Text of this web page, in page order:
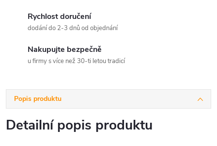
Rychlost doručení
dodání do 2-3 dnů od objednání
Nakupujte bezpečně
u firmy s více než 30-ti letou tradicí
Popis produktu
Detailní popis produktu